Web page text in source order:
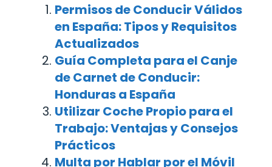
Permisos de Conducir Válidos
en España: Tipos y Requisitos
Actualizados
Guía Completa para el Canje
de Carnet de Conducir:
Honduras a España
Utilizar Coche Propio para el
Trabajo: Ventajas y Consejos
Prácticos
Multa por Hablar por el Móvil